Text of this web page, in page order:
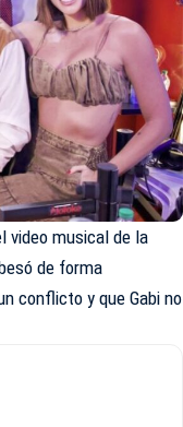
video musical de la
de forma
conflicto y que Gabi no